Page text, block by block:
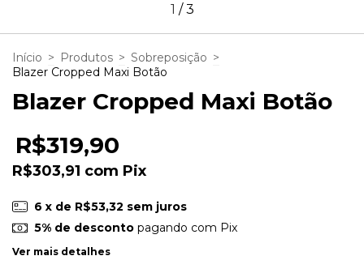
1 /3
Início > Produtos > Sobreposição >
Blazer Cropped Maxi Botão
Blazer Cropped Maxi Botão
R$319,90
R$303,91 com Pix
6 x de R$53,32 sem juros
5% de descontopagando com Pix
Ver mais detalhes